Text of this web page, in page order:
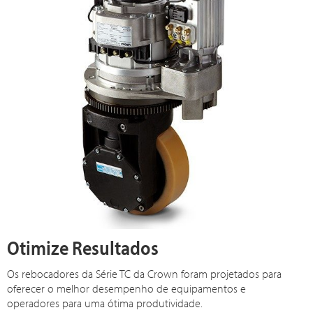
Otimize Resultados
Os rebocadores da Série TC da Crown foram projetados para
oferecer o melhor desempenho de equipamentos e
operadores para uma ótima produtividade.